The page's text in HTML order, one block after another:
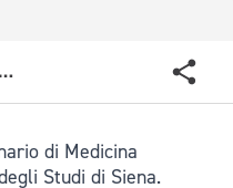
RANUCCIO NUTI
di Medicina
Studi di Siena.